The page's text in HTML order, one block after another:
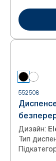
552508
Дизайн:
Тип